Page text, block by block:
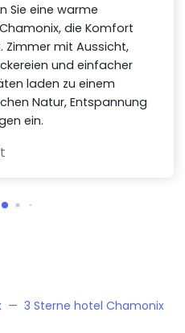
Sie eine warme
die Komfort
Zimmer mit Aussicht,
und einfacher
laden zu einem
Natur, Entspannung
ein.
3 Sterne hotel Chamonix